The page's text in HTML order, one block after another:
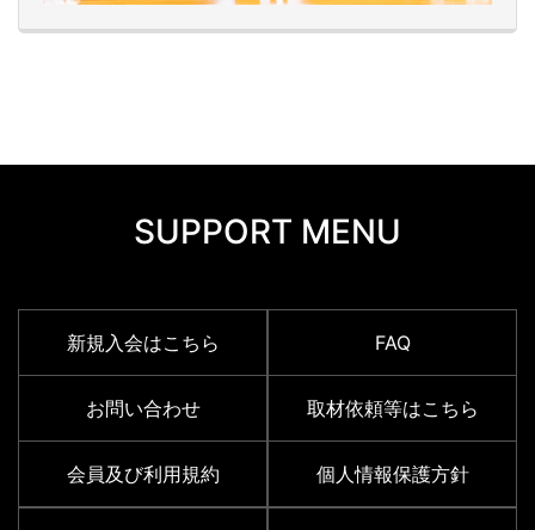
SUPPORT MENU
新規入会はこちら FAQ
お問い合わせ 取材依頼等はこちら
会員及び利用規約 個人情報保護方針